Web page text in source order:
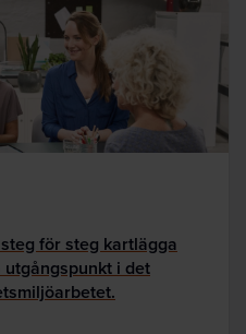
för steg kartlägga
i det